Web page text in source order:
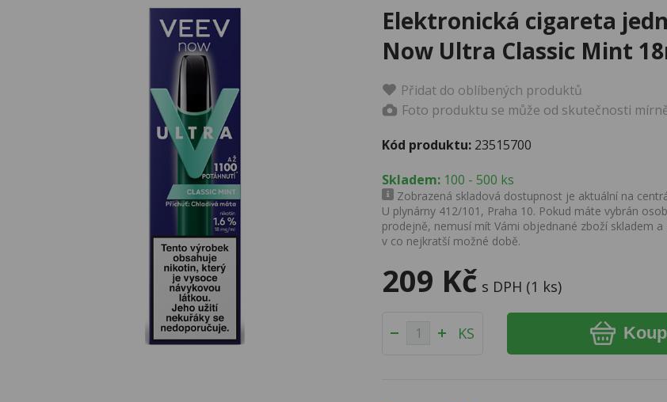
Elektronická cigareta
Now Ultra Classic Mint
Přidat do oblíbených produktů
Foto produktu se může od skutečnosti
Kód produktu: 23515700
Skladem: 100 - 500 ks
Zobrazená skladová dostupnost je aktuální na
U plynárny 412/101, Praha 10. Pokud máte vybrán
prodejně, nemusí mít Vámi objednané zboží skladem
v co nejkratší možné době.
209 Kč s DPH (1 ks)
KS